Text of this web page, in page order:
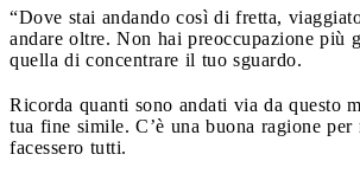
“Dove stai andando così di fretta,
andare oltre. Non hai preoccupazione più
quella di concentrare il tuo sguardo.
Ricorda quanti sono andati via da questo
tua fine simile. C’è una buona ragione
facessero tutti.